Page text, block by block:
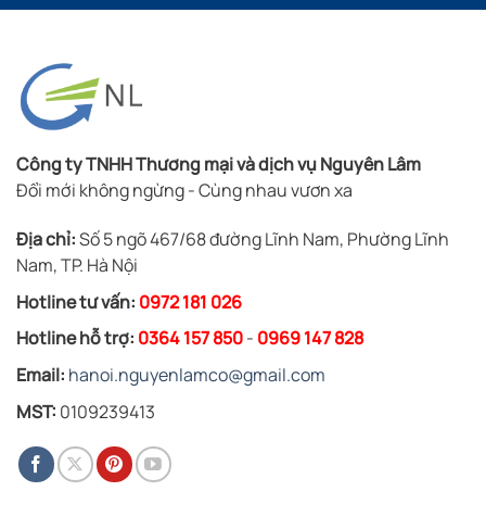
Công ty TNHH Thương mại và dịch vụ Nguyên Lâm
Đổi mới không ngừng - Cùng nhau vươn xa
Địa chỉ:Số 5 ngõ 467/68 đường Lĩnh Nam, Phường Lĩnh
Nam, TP. Hà Nội
Hotline tư vấn: 0972 181 026
Hotline hỗ trợ: 0364 157 850- 0969 147 828
Email: hanoi.nguyenlamco@gmail.com
MST: 0109239413